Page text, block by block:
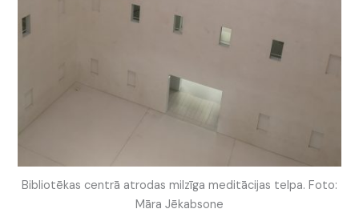
Bibliotēkas centrā atrodas milzīga meditācijas telpa. Foto:
Māra Jēkabsone